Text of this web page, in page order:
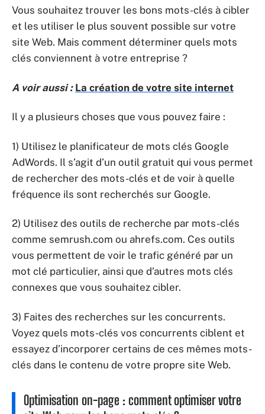
Vous souhaitez trouver les bons mots-clés à cibler
et les utiliser le plus souvent possible sur votre
site Web. Mais comment déterminer quels mots
clés conviennent à votre entreprise ?
A voir aussi : La création de votre site internet
Il y a plusieurs choses que vous pouvez faire :
1) Utilisez le planificateur de mots clés Google
AdWords. Il s’agit d’un outil gratuit qui vous permet
de rechercher des mots-clés et de voir à quelle
fréquence ils sont recherchés sur Google.
2) Utilisez des outils de recherche par mots-clés
comme semrush.com ou ahrefs.com. Ces outils
vous permettent de voir le trafic généré par un
mot clé particulier, ainsi que d’autres mots clés
connexes que vous souhaitez cibler.
3) Faites des recherches sur les concurrents.
Voyez quels mots-clés vos concurrents ciblent et
essayez d’incorporer certains de ces mêmes mots-
clés dans le contenu de votre propre site Web.
Optimisation on-page : comment optimiser votre